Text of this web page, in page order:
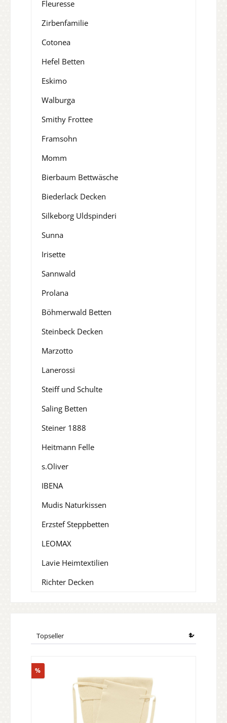
Fleuresse
Zirbenfamilie
Cotonea
Hefel Betten
Eskimo
Walburga
Smithy Frottee
Framsohn
Momm
Bierbaum Bettwäsche
Biederlack Decken
Silkeborg Uldspinderi
Sunna
Irisette
Sannwald
Prolana
Böhmerwald Betten
Steinbeck Decken
Marzotto
Lanerossi
Steiff und Schulte
Saling Betten
Steiner 1888
Heitmann Felle
s.Oliver
IBENA
Mudis Naturkissen
Erzstef Steppbetten
LEOMAX
Lavie Heimtextilien
Richter Decken
%Rabatt